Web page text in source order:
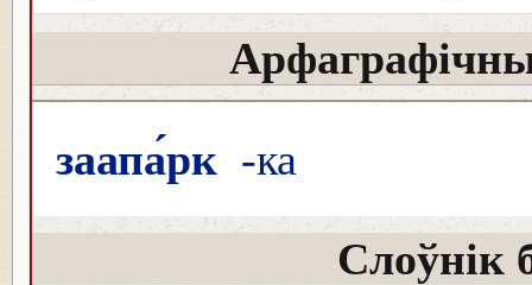
заапа́рк -ка
Слоўнік